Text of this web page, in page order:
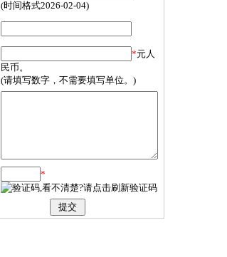
(时间格式2026-02-04)
*元人
民币。
(请填写数字，不需要填写单位。)
*